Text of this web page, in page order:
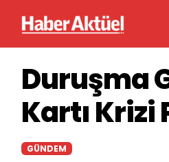
Duruşma
Kartı
GÜNDEM